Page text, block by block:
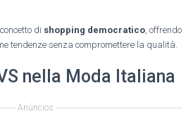
N
di shopping democratico , offrendo
tendenze senza compromettere la qualità.
nella Moda Italiana
Anúncios